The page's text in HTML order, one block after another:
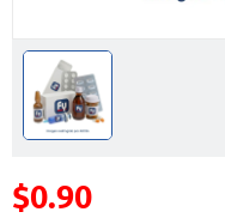
$0.90